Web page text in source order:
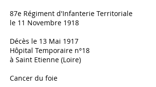
87e Régiment d'Infanterie Territoriale
le 11 Novembre 1918
Décès le 13 Mai 1917
Hôpital Temporaire n°18
à Saint Etienne (Loire)
Cancer du foie